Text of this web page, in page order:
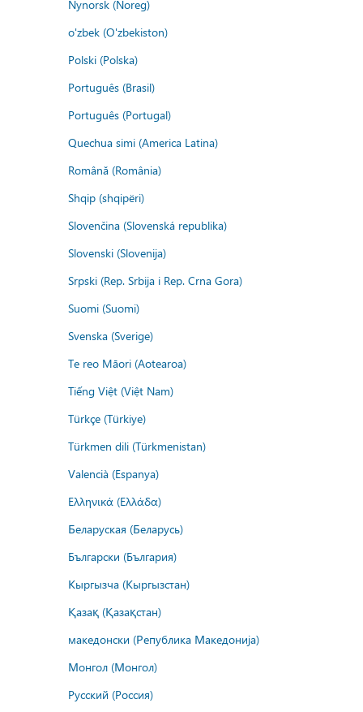
Nynorsk (Noreg)
o'zbek (O'zbekiston)
Polski (Polska)
Português (Brasil)
Português (Portugal)
Quechua simi (America Latina)
Română (România)
Shqip (shqipëri)
Slovenčina (Slovenská republika)
Slovenski (Slovenija)
Srpski (Rep. Srbija i Rep. Crna Gora)
Suomi (Suomi)
Svenska (Sverige)
Te reo Māori (Aotearoa)
Tiếng Việt (Việt Nam)
Türkçe (Türkiye)
Türkmen dili (Türkmenistan)
Valencià (Espanya)
Ελληνικά (Ελλάδα)
Беларуская (Беларусь)
Български (България)
Кыргызча (Кыргызстан)
Қазақ (Қазақстан)
македонски (Република Македонија)
Монгол (Монгол)
Русский (Россия)